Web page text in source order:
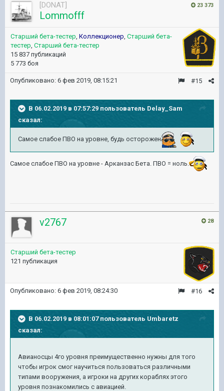
23 373
[DONAT]
Lommofff
Старший бета-тестер, Коллекционер, Старший бета-
тестер, Старший бета-тестер
15 837 публикаций
5 773 боя
#15
Опубликовано: 6 фев 2019, 08:15:21
В 06.02.2019 в 07:57:29 пользователь Delay_Sam
сказал:
Самое слабое ПВО на уровне, будь осторожен
Самое слабое ПВО на уровне - Арканзас Бета. ПВО = ноль.
28
v2767
Старший бета-тестер
121 публикация
#16
Опубликовано: 6 фев 2019, 08:24:30
В 06.02.2019 в 08:01:07 пользователь Umbaretz
сказал:
Авианосцы 4го уровня преимущественно нужны для того
чтобы игрок смог научиться пользоваться различными
типами вооружения, а игроки на других кораблях этого
уровня познакомились с авиацией.